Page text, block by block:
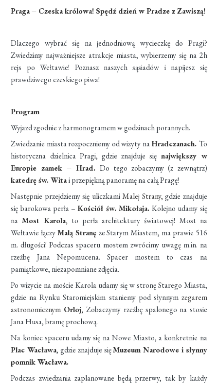
Praga – Czeska królowa! Spędź dzień w Pradze z Zawiszą!
Dlaczego wybrać się na jednodniową wycieczkę do Pragi?
Zwiedzimy najważniejsze atrakcje miasta, wybierzemy się na 2h
rejs po Wełtawie! Poznasz naszych sąsiadów i napijesz się
prawdziwego czeskiego piwa!
Program
Wyjazd zgodnie z harmonogramem w godzinach porannych.
Zwiedzanie miasta rozpoczniemy od wizyty naHradczanach. To
historyczna dzielnica Pragi, gdzie znajduje się największy w
Europie zamek – Hrad. Do tego zobaczymy (z zewnątrz)
katedrę św. Witai przepiękną panoramę na całą Pragę!
Następnie przejdziemy się uliczkamiMalej Strany, gdzie znajduje
się barokowa perła –Kościół św. Mikołaja.Kolejno udamy się
naMost Karola, to perła architektury światowej! Most na
Wełtawie łączyMalą Stranę ze Starym Miastem, ma prawie 516
m. długości! Podczas spaceru mostem zwrócimy uwagę m.in. na
rzeźbę Jana Nepomucena. Spacer mostem to czas na
pamiątkowe, niezapomniane zdjęcia.
Po wizycie na moście Karola udamy się w stronę Starego Miasta,
gdzie na Rynku Staromiejskim staniemy pod słynnym zegarem
astronomicznym Orloj, Zobaczymy rzeźbę spalonego na stosie
Jana Husa, bramę prochową.
Na koniec spaceru udamy się na Nowe Miasto, a konkretnie na
Plac Wacława, gdzie znajduje sięMuzeum Narodowe i słynny
pomnik Wacława.
Podczas zwiedzania zaplanowane będą przerwy, tak by każdy